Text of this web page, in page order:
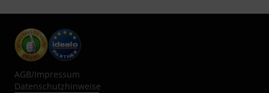
AGB/Impressum
Datenschutzhinweise